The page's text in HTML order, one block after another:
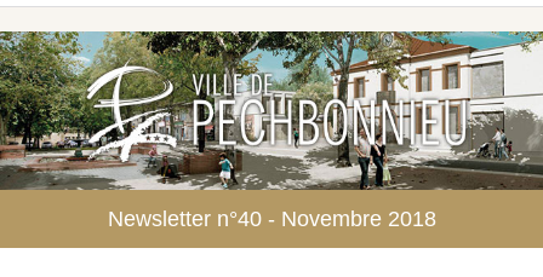
Newsletter n°40 - Novembre 2018